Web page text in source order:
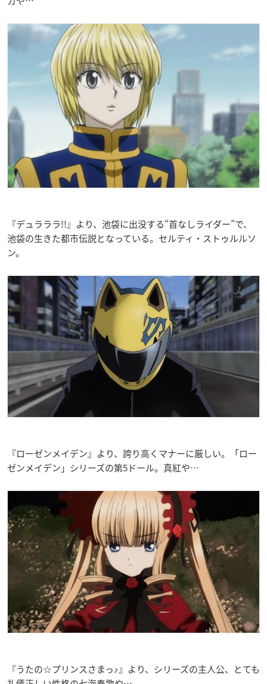
『デュラララ!!』より、池袋に出没する“首なしライダー”で、
池袋の生きた都市伝説となっている。セルティ・ストゥルルソ
ン。
『ローゼンメイデン』より、誇り高くマナーに厳しい。「ロー
ゼンメイデン」シリーズの第5ドール。真紅や…
『うたの☆プリンスさまっ♪』より、シリーズの主人公、とても